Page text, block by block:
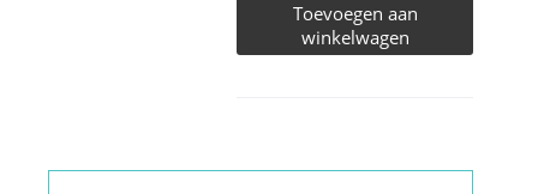
Toevoegen aan
winkelwagen